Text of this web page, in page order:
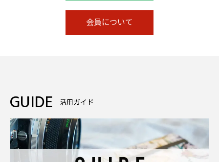
会員について
GUIDE 活用ガイド